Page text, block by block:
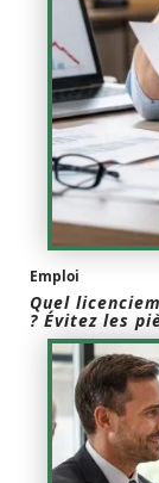
Emploi
Quel
? Évitez les